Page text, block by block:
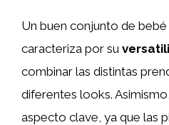
Un buen conjunto de
caracteriza por su
combinar las distintas
diferentes looks.
aspecto clave, ya que las